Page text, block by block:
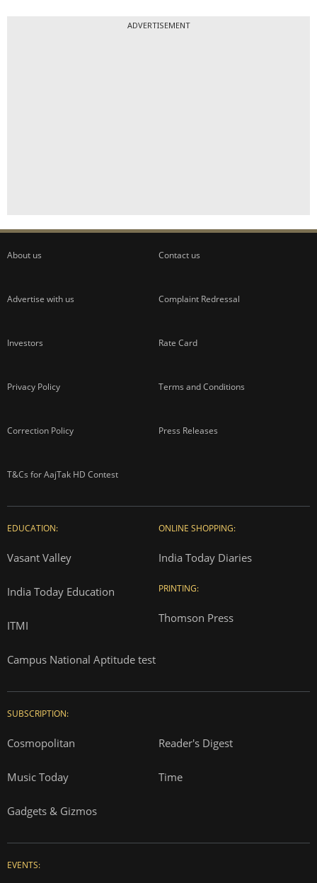
ADVERTISEMENT
About us Contact us
Advertise with us Complaint Redressal
Investors Rate Card
Privacy Policy Terms and Conditions
Correction Policy Press Releases
T&Cs for AajTak HD Contest
EDUCATION:
Vasant Valley
India Today Education
ITMI
Campus National Aptitude test
ONLINE SHOPPING:
India Today Diaries
PRINTING:
Thomson Press
SUBSCRIPTION:
Cosmopolitan Reader's Digest
Music Today Time
Gadgets & Gizmos
EVENTS: